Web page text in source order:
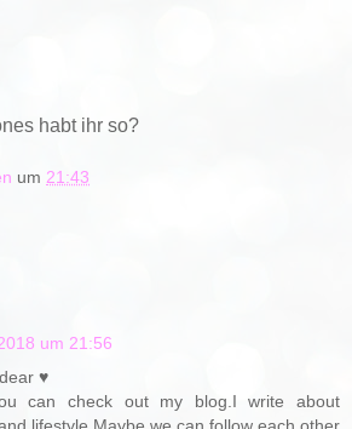
habt ihr so?
um 21:43
um 21:56
♥
can check out my blog.I write about
lifestyle.Maybe we can follow each other